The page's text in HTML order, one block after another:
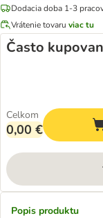
Dodacia doba 1-3
Vrátenie tovaru viac tu
Často
Celkom
0,00 €
Popis produktu